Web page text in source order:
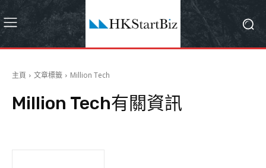
主頁 文章標籤 Million Tech
Million Tech有關資訊